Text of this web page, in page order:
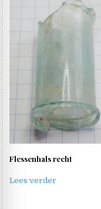
Flessenhals recht
Lees verder